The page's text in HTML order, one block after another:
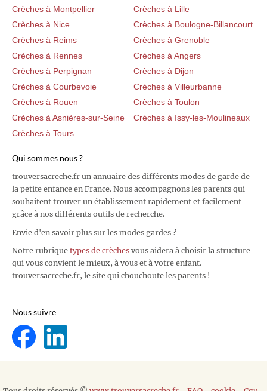
Crèches à Montpellier
Crèches à Lille
Crèches à Nice
Crèches à Boulogne-Billancourt
Crèches à Reims
Crèches à Grenoble
Crèches à Rennes
Crèches à Angers
Crèches à Perpignan
Crèches à Dijon
Crèches à Courbevoie
Crèches à Villeurbanne
Crèches à Rouen
Crèches à Toulon
Crèches à Asnières-sur-Seine
Crèches à Issy-les-Moulineaux
Crèches à Tours
Qui sommes nous ?
trouversacreche.fr un annuaire des différents modes de garde de
la petite enfance en France. Nous accompagnons les parents qui
souhaitent trouver un établissement rapidement et facilement
grâce à nos différents outils de recherche.
Envie d'en savoir plus sur les modes gardes ?
Notre rubrique types de crèches vous aidera à choisir la structure
qui vous convient le mieux, à vous et à votre enfant.
trouversacreche.fr, le site qui chouchoute les parents !
Nous suivre